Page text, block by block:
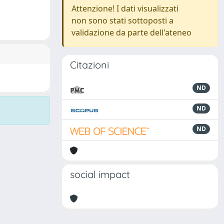
Attenzione! I dati visualizzati
non sono stati sottoposti a
validazione da parte dell'ateneo
Citazioni
ND
ND
ND
social impact